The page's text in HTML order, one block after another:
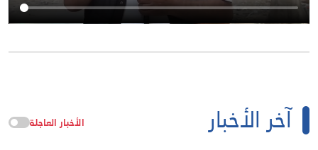
آخر الأخبار الأخبار العاجلة